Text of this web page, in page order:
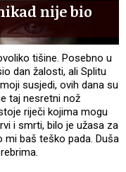
nije bio
tišine. Posebno u
dan žalosti, ali Splitu
susjedi, ovih dana su
taj nesretni nož
riječi kojima mogu
i smrti, bilo je užasa za
baš teško pada. Duša